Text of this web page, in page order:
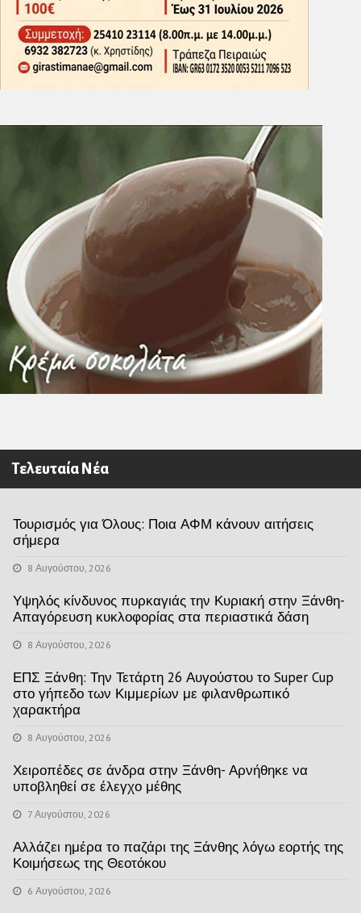
Τελευταία Νέα
Τουρισμός για Όλους: Ποια ΑΦΜ κάνουν αιτήσεις
σήμερα
8 Αυγούστου, 2026
Υψηλός κίνδυνος πυρκαγιάς την Κυριακή στην Ξάνθη-
Απαγόρευση κυκλοφορίας στα περιαστικά δάση
8 Αυγούστου, 2026
ΕΠΣ Ξάνθη: Την Τετάρτη 26 Αυγούστου το Super Cup
στο γήπεδο των Κιμμερίων με φιλανθρωπικό
χαρακτήρα
8 Αυγούστου, 2026
Χειροπέδες σε άνδρα στην Ξάνθη- Αρνήθηκε να
υποβληθεί σε έλεγχο μέθης
7 Αυγούστου, 2026
Αλλάζει ημέρα το παζάρι της Ξάνθης λόγω εορτής της
Κοιμήσεως της Θεοτόκου
6 Αυγούστου, 2026